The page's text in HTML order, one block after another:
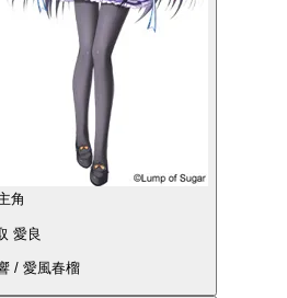
角
愛良
/ 愛風春榴